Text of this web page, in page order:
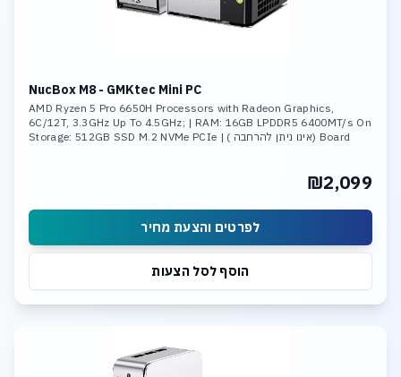
NucBox M8 - GMKtec Mini PC
AMD Ryzen 5 Pro 6650H Processors with Radeon Graphics,
6C/12T, 3.3GHz Up To 4.5GHz; | RAM: 16GB LPDDR5 6400MT/s On
Board (אינו ניתן להרחבה ) | Storage: 512GB SSD M.2 NVMe PCIe
₪2,099
לפרטים והצעת מחיר
הוסף לסל הצעות